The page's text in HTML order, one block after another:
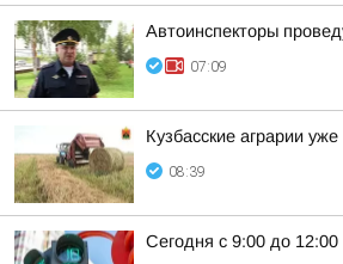
Автоинспекторы
07:09
Кузбасские аграрии
08:39
Сегодня с 9:00 до